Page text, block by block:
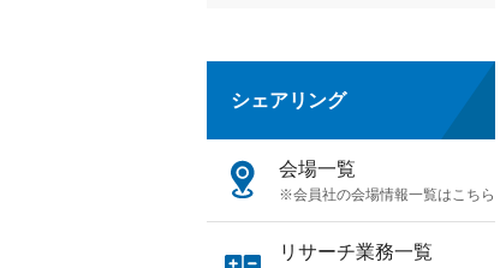
シェアリング
会場一覧
※会員社の会場情報一覧はこちら
リサーチ業務一覧